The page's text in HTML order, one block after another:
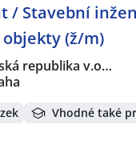
/ Stavební
(ž/m)
republika v.o…
Vhodné také